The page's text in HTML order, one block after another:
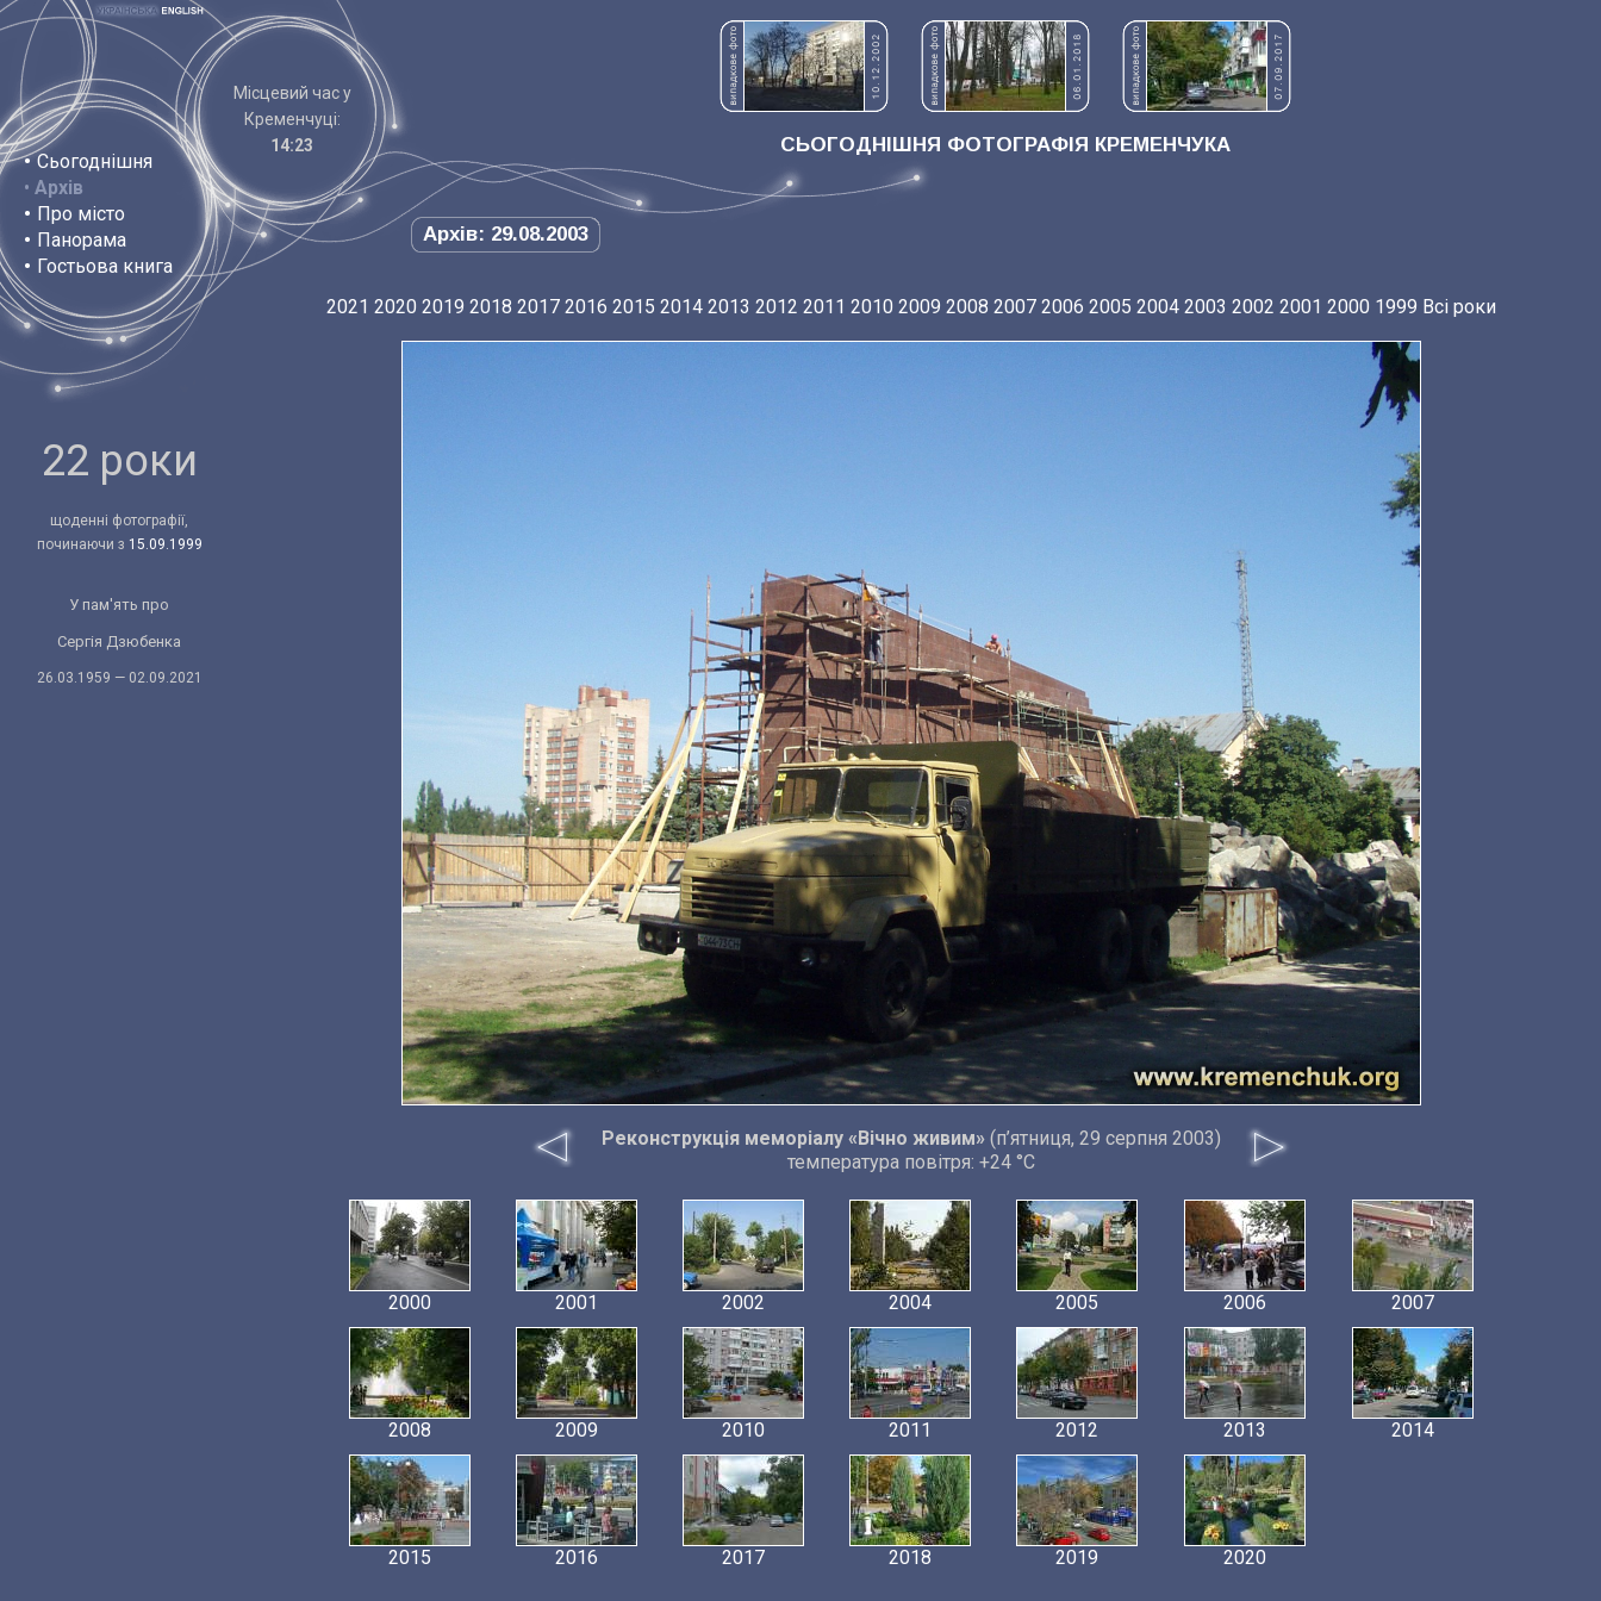
• Сьогоднішня
• Архів
• Про місто
• Панорама
• Гостьова книга
Місцевий час у
Кременчуці:
14:23
СЬОГОДНІШНЯ ФОТОГРАФІЯ КРЕМЕНЧУКА
Архів: 29.08.2003
22 роки
щоденні фотографії,
починаючи з 15.09.1999
У пам'ять про
Сергія Дзюбенка
26.03.1959 — 02.09.2021
2021 2020 2019 2018 2017 2016 2015 2014 2013 2012 2011 2010 2009 2008 2007 2006 2005 2004 2003 2002 2001 2000 1999 Всі роки
Реконструкція меморіалу «Вічно живим»(п’ятниця, 29 серпня 2003)
температура повітря: +24 °C
2000 2001 2002 2004 2005 2006 2007
2008 2009 2010 2011 2012 2013 2014
2015 2016 2017 2018 2019 2020